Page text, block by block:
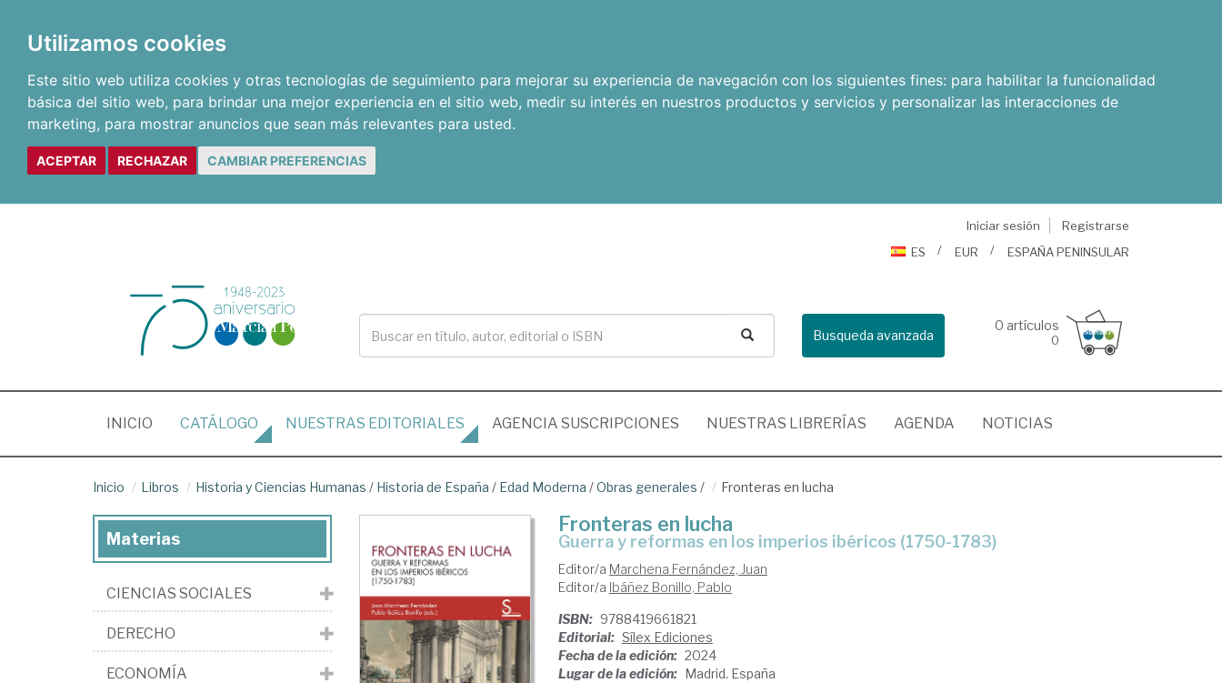
Utilizamos cookies
Este sitio web utiliza cookies y otras tecnologías de seguimiento para mejorar su experiencia de navegación con los siguientes fines: para habilitar la funcionalidad
básica del sitio web, para brindar una mejor experiencia en el sitio web, medir su interés en nuestros productos y servicios y personalizar las interacciones de
marketing, para mostrar anuncios que sean más relevantes para usted.
ACEPTAR RECHAZAR CAMBIAR PREFERENCIAS
Iniciar sesión
Registrarse
ES
EUR ESPAÑA PENINSULAR
Busqueda avanzada
0 artículos
0
INICIO (CURRENT)
CATÁLOGO NUESTRAS EDITORIALES AGENCIA SUSCRIPCIONES NUESTRAS LIBRERÍAS AGENDA NOTICIAS
Inicio Libros Historia y Ciencias Humanas / Historia de España / Edad Moderna /Obras generales / Fronteras en lucha
Fronteras en lucha
guerra y reformas en los imperios ibéricos (1750-1783)
Editor/a Marchena Fernández, Juan
Editor/a Ibáñez Bonillo, Pablo
ISBN: 9788419661821
Editorial: Sílex Ediciones
Fecha de la edición: 2024
Lugar de la edición: Madrid. España
Materias
CIENCIAS SOCIALES
DERECHO
ECONOMÍA